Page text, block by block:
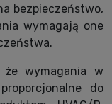
bezpieczeństwo,
wymagają one
że wymagania w
do